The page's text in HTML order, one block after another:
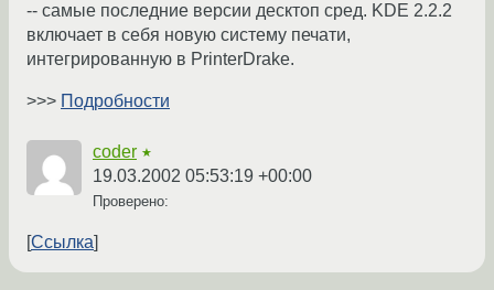
-- самые последние версии десктоп сред. KDE 2.2.2
включает в себя новую систему печати,
интегрированную в PrinterDrake.
>>> Подробности
coder ★
19.03.2002 05:53:19 +00:00
Проверено:
Ссылка